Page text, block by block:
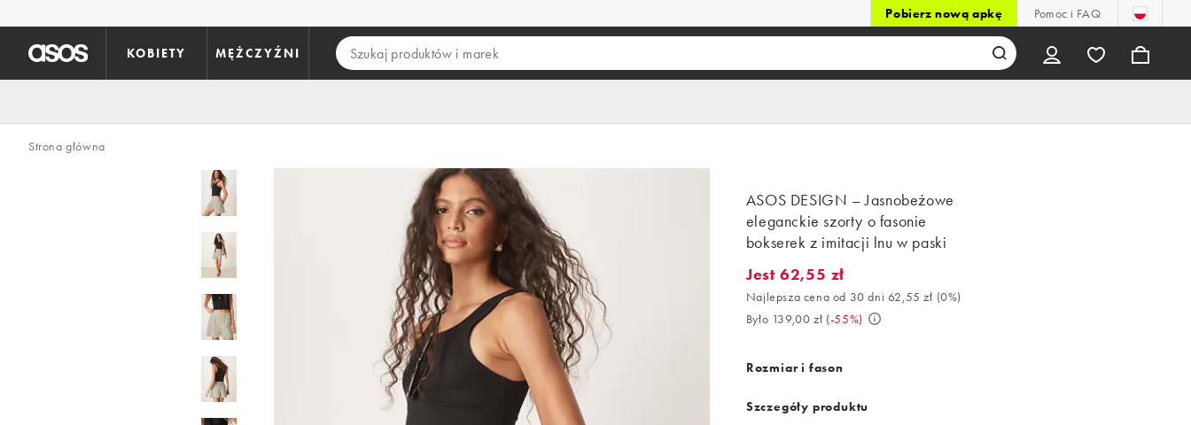
Pobierz nową apkę Pomoc i FAQ
KOBIETY MĘŻCZYŹNI
Strona główna
ASOS DESIGN – Jasnobeżowe
eleganckie szorty o fasonie
bokserek z imitacji lnu w paski
Jest 62,55 zł. Najlepsza cena od 30 dni 62,55 zł (0%). Było 139,00 zł. (-
Jest 62,55 zł
Najlepsza cena od 30 dni 62,55 zł (0%)
Było 139,00 zł (-55%)
Rozmiar i fason
Szczegóły produktu